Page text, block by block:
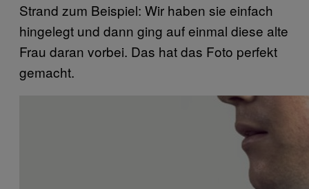
Strand zum Beispiel: Wir haben sie einfach
hingelegt und dann ging auf einmal diese alte
Frau daran vorbei. Das hat das Foto perfekt
gemacht.